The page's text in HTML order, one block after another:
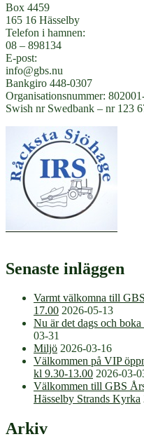
Box 4459
165 16 Hässelby
Telefon i hamnen:
08 – 898134
E-post:
info@gbs.nu
Bankgiro 448-0307
Organisationsnummer:
Swish nr Swedbank – nr 123
Senaste inläggen
Varmt välkomna till
17.00 2026-05-13
Nu är det dags och
03-31
Miljö 2026-03-16
Välkommen på VIP
kl 9.30-13.00 2026-03-
Välkommen till GBS
Hässelby Strands Kyrka
Arkiv